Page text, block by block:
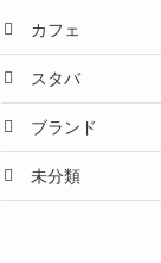
カフェ
スタバ
ブランド
未分類